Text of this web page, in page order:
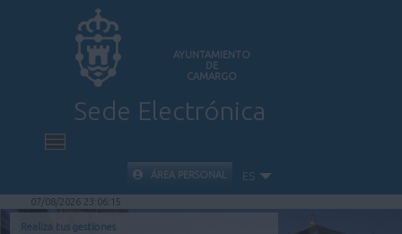
AYUNTAMIENTO
DE
CAMARGO
Sede Electrónica
INICIO
INFORMACIÓN PÚBLICA
ÁREA PERSONAL ES
07/08/2026 23:06:16
Realiza tus gestiones